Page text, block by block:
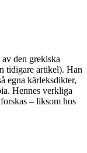
den grekiska
tidigare artikel). Han
egna kärleksdikter,
Hennes verkliga
– liksom hos